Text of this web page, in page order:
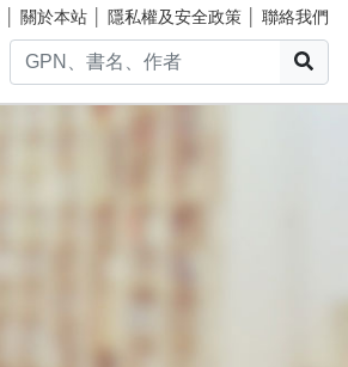
關於本站 隱私權及安全政策 聯絡我們